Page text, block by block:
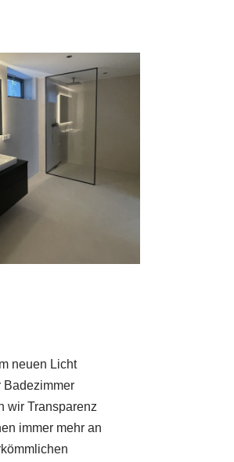
neuen Licht
Badezimmer
wir Transparenz
immer mehr an